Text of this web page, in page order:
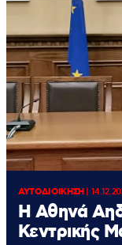
ΑΥΤΟΔΙΟΙΚΗΣΗ|
Η Αθηνά
Κεντρικής